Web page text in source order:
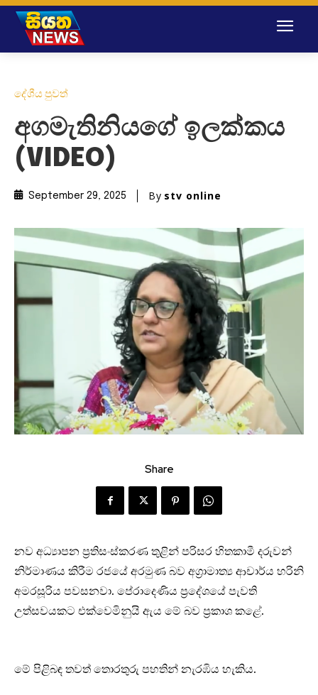
දේශීය පුවත්
අගමැතිනියගේ ඉලක්කය
(VIDEO)
September 29, 2025 By stv online
Share
නව අධ්‍යාපන ප්‍රතිසංස්කරණ තුළින් පරිසර හිතකාමී දරුවන්
නිර්මාණය කිරීම රජයේ අරමුණ බව අග්‍රාමාත්‍ය ආචාර්ය හරිනි
අමරසූරිය පවසනවා. පේරාදෙණිය ප්‍රදේශයේ පැවති
උත්සවයකට එක්වෙමිනුයි ඇය මේ බව ප්‍රකාශ කළේ.
මේ පිළිබඳ තවත් තොරතුරු පහතින් නැරඹිය හැකිය.